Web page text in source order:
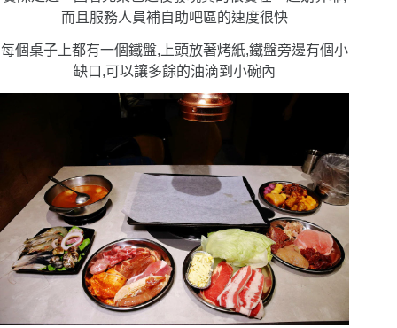
而且服務人員補自助吧區的速度很快
每個桌子上都有一個鐵盤,上頭放著烤紙,鐵盤旁邊有個小
缺口,可以讓多餘的油滴到小碗內